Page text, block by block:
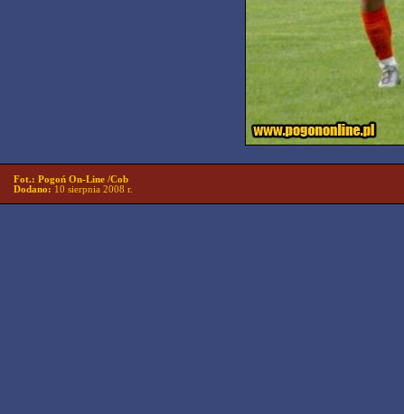
Fot.: Pogoń On-Line /Cob
Dodano: 10 sierpnia 2008 r.